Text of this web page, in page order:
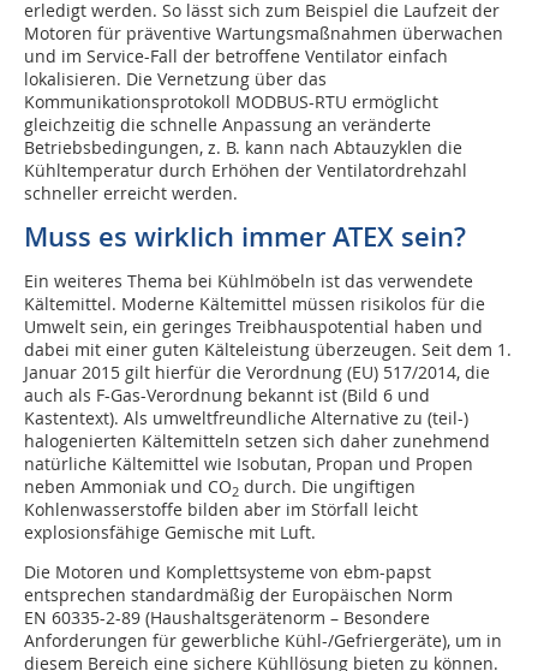
erledigt werden. So lässt sich zum Beispiel die Laufzeit der
Motoren für präventive Wartungsmaßnahmen überwachen
und im Service-Fall der betroffene Ventilator einfach
lokalisieren. Die Vernetzung über das
Kommunikationsprotokoll MODBUS-RTU ermöglicht
gleichzeitig die schnelle Anpassung an veränderte
Betriebsbedingungen, z. B. kann nach Abtauzyklen die
Kühltemperatur durch Erhöhen der Ventilatordrehzahl
schneller erreicht werden.
Muss es wirklich immer ATEX sein?
Ein weiteres Thema bei Kühlmöbeln ist das verwendete
Kältemittel. Moderne Kältemittel müssen risikolos für die
Umwelt sein, ein geringes Treibhauspotential haben und
dabei mit einer guten Kälteleistung überzeugen. Seit dem 1.
Januar 2015 gilt hierfür die Verordnung (EU) 517/2014, die
auch als F-Gas-Verordnung bekannt ist (Bild 6 und
Kastentext). Als umweltfreundliche Alternative zu (teil-)
halogenierten Kältemitteln setzen sich daher zunehmend
natürliche Kältemittel wie Isobutan, Propan und Propen
neben Ammoniak und CO2 durch. Die ungiftigen
Kohlenwasserstoffe bilden aber im Störfall leicht
explosionsfähige Gemische mit Luft.
Die Motoren und Komplettsysteme von ebm-papst
entsprechen standardmäßig der Europäischen Norm
EN 60335-2-89 (Haushaltsgerätenorm – Besondere
Anforderungen für gewerbliche Kühl-/Gefriergeräte), um in
diesem Bereich eine sichere Kühllösung bieten zu können.